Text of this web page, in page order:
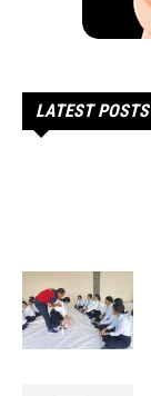
LATEST POSTS